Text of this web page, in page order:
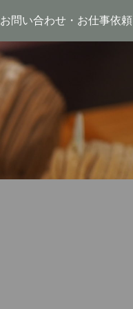
お問い合わせ・お仕事依頼